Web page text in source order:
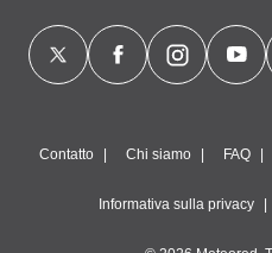
Contatto Chi siamo FAQ
Informativa sulla privacy